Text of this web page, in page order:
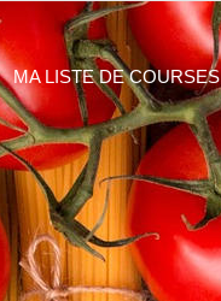
MA LISTE DE COURSES